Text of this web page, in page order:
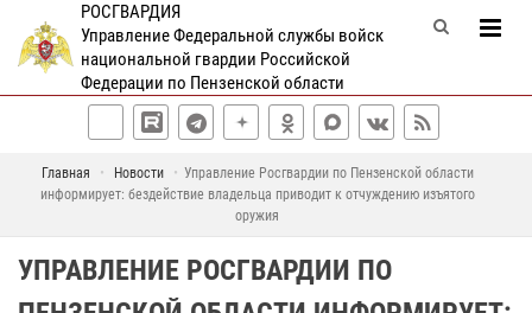
РОСГВАРДИЯ
Управление Федеральной службы войск
национальной гвардии Российской
Федерации по Пензенской области
Главная Новости
Управление Росгвардии по Пензенской области
информирует: бездействие владельца приводит к отчуждению изъятого
оружия
УПРАВЛЕНИЕ РОСГВАРДИИ ПО